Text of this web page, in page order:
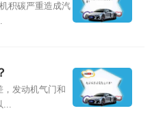
积碳严重造成汽
发动机气门和
...